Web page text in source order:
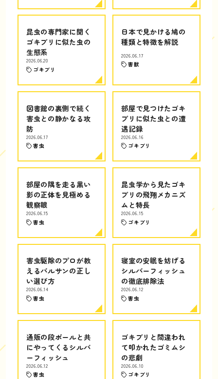
昆虫の専門家に聞く
ゴキブリに似た虫の
生態系
2026.06.20
ゴキブリ
日本で見かける鳩の
種類と特徴を解説
2026.06.17
害獣
図書館の裏側で続く
害虫との静かなる攻
防
2026.06.17
害虫
部屋で見つけたゴキ
ブリに似た虫との遭
遇記録
2026.06.16
ゴキブリ
部屋の隅を走る黒い
影の正体を見極める
観察眼
2026.06.15
害虫
昆虫学から見たゴキ
ブリの飛翔メカニズ
ムと特長
2026.06.15
ゴキブリ
害虫駆除のプロが教
えるバルサンの正し
い選び方
2026.06.14
害虫
寝室の安眠を妨げる
シルバーフィッシュ
の徹底排除法
2026.06.12
害虫
通販の段ボールと共
にやってくるシルバ
ーフィッシュ
2026.06.12
害虫
ゴキブリと間違われ
て叩かれたゴミムシ
の悲劇
2026.06.10
ゴキブリ